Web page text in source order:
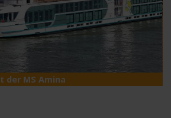
der MS Amina